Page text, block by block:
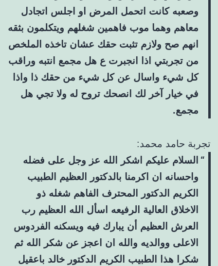
وصعبه كانت اتحمل المرض او اجلس اتجادل
معاهم وهما موب فاهمين شغلهم ويتكلمون بثقه
انهم صح ولازم تثبت حقك عشان تاخذه الملخص
من تجربتي اذا انجبرت ع هل مجمع انتبه وراقب
كل شيء واسال عن كل شيء من حقك ذا واذا
في خيار آخر لك انصحك تروح له ولا تجي هل
مجمع.
تجربة حامد محمد:
السلام عليكم اشكر الله عز وجل على فضله
واحسانه ان اكرمنا بالدكتور العظيم الطبيب
الكريم الدكتور المحترف الفاهم شغله ذو
الاخلاق العالية الرفيعه اسأل الله العظيم رب
العرش العظيم أن يبارك فيه ويسكنه الفردوس
الاعلى ووالديه والله ان اعجز عن شكر الله ثم
شكرا هذا الطبيب الكريم الدكتور خالد باعقيل